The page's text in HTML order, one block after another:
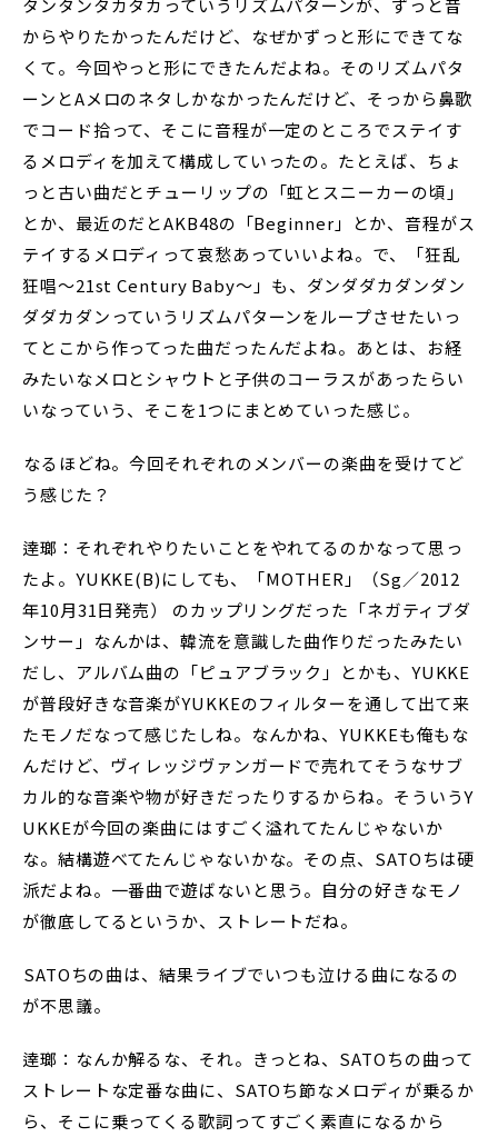
タンタンタカタカっていうリズムパターンが、ずっと昔
からやりたかったんだけど、なぜかずっと形にできてな
くて。今回やっと形にできたんだよね。そのリズムパタ
ーンとAメロのネタしかなかったんだけど、そっから鼻歌
でコード拾って、そこに音程が一定のところでステイす
るメロディを加えて構成していったの。たとえば、ちょ
っと古い曲だとチューリップの「虹とスニーカーの頃」
とか、最近のだとAKB48の「Beginner」とか、音程がス
テイするメロディって哀愁あっていいよね。で、「狂乱
狂唱～21st Century Baby～」も、ダンダダカダンダン
ダダカダンっていうリズムパターンをループさせたいっ
てとこから作ってった曲だったんだよね。あとは、お経
みたいなメロとシャウトと子供のコーラスがあったらい
いなっていう、そこを1つにまとめていった感じ。
――なるほどね。今回それぞれのメンバーの楽曲を受けてど
う感じた？
逹瑯：それぞれやりたいことをやれてるのかなって思っ
たよ。YUKKE(B)にしても、「MOTHER」（Sg／2012
年10月31日発売） のカップリングだった「ネガティブダ
ンサー」なんかは、韓流を意識した曲作りだったみたい
だし、アルバム曲の「ピュアブラック」とかも、YUKKE
が普段好きな音楽がYUKKEのフィルターを通して出て来
たモノだなって感じたしね。なんかね、YUKKEも俺もな
んだけど、ヴィレッジヴァンガードで売れてそうなサブ
カル的な音楽や物が好きだったりするからね。そういうY
UKKEが今回の楽曲にはすごく溢れてたんじゃないか
な。結構遊べてたんじゃないかな。その点、SATOちは硬
派だよね。一番曲で遊ばないと思う。自分の好きなモノ
が徹底してるというか、ストレートだね。
――SATOちの曲は、結果ライブでいつも泣ける曲になるの
が不思議。
逹瑯：なんか解るな、それ。きっとね、SATOちの曲って
ストレートな定番な曲に、SATOち節なメロディが乗るか
ら、そこに乗ってくる歌詞ってすごく素直になるから